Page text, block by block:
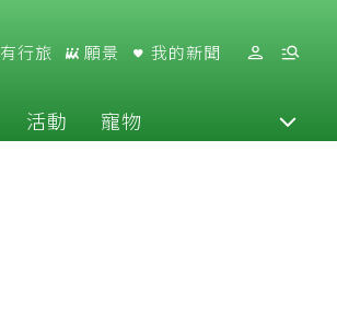
有行旅 願景 我的新聞
活動 寵物